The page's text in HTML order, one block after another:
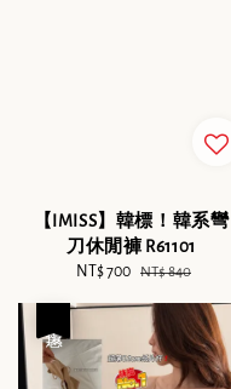
【IMISS】韓標！韓系彎
刀休閒褲 R61101
Sale
NT$ 700 Regular
NT$ 840